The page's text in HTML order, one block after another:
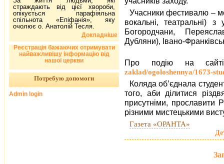
Учасники фестивалю –
вокальні, театральні) з
Богородчани,
Дубляни), Івано-
Про подію на
zaklad/ogoloshennya/1673-
Коляда об’єднала
того, аби ділитися
присутніми, прославити
різними мистецькими
Газета «ОРАНТА»
страждають від цієї хвороби,
опікується парафіяльна
спільнота «Епіфанія», яку
очолює о. Анатолій Тесля.
Докладніше
Реєстрація бажаючих отримувати
найважливішу інформацію від
нашої церкви
Потребую допомоги
Admin login